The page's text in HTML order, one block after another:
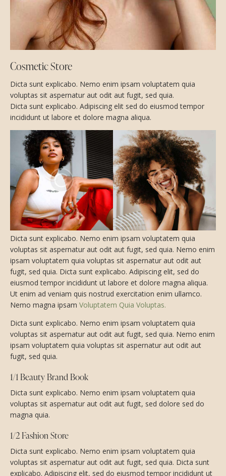
Cosmetic Store
Dicta sunt explicabo. Nemo enim ipsam voluptatem quia
voluptas sit aspernatur aut odit aut fugit, sed quia.
Dicta sunt explicabo. Adipiscing elit sed do eiusmod tempor
incididunt ut labore et dolore magna aliqua.
Dicta sunt explicabo. Nemo enim ipsam voluptatem quia
voluptas sit aspernatur aut odit aut fugit, sed quia. Nemo enim
ipsam voluptatem quia voluptas sit aspernatur aut odit aut
fugit, sed quia. Dicta sunt explicabo. Adipiscing elit, sed do
eiusmod tempor incididunt ut labore et dolore magna aliqua.
Ut enim ad veniam quis nostrud exercitation enim ullamco.
Nemo magna ipsam Voluptatem Quia Voluptas.
Dicta sunt explicabo. Nemo enim ipsam voluptatem quia
voluptas sit aspernatur aut odit aut fugit, sed quia. Nemo enim
ipsam voluptatem quia voluptas sit aspernatur aut odit aut
fugit, sed quia.
1/1 Beauty Brand Book
Dicta sunt explicabo. Nemo enim ipsam voluptatem quia
voluptas sit aspernatur aut odit aut fugit, sed dolore sed do
magna quia.
1/2 Fashion Store
Dicta sunt explicabo. Nemo enim ipsam voluptatem quia
voluptas sit aspernatur aut odit aut fugit, sed quia. Dicta sunt
explicabo. Adipiscing elit, sed do eiusmod tempor incididunt ut